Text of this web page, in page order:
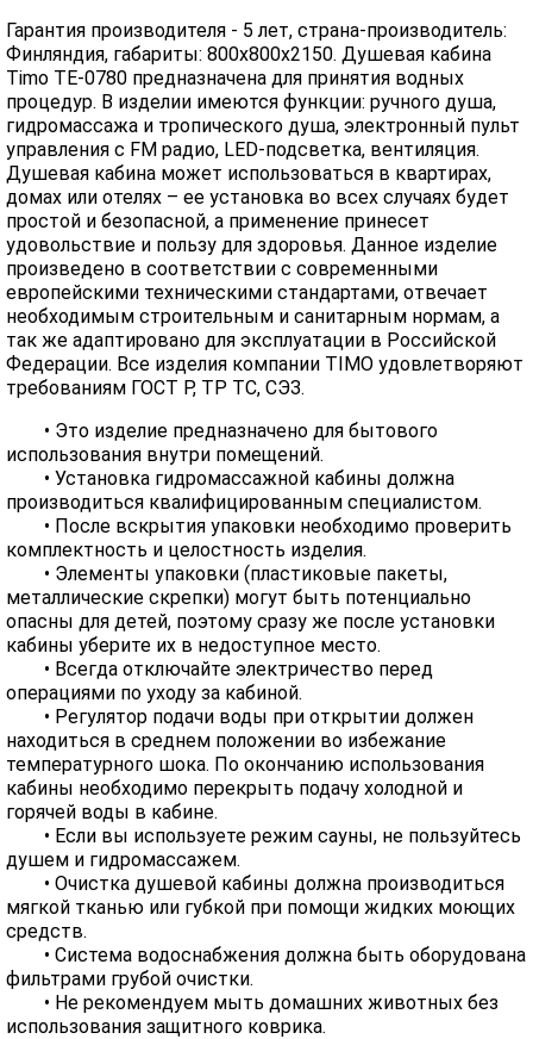
Гарантия производителя - 5 лет, страна-производитель:
Финляндия, габариты: 800х800х2150. Душевая кабина
Timo TE-0780 предназначена для принятия водных
процедур. В изделии имеются функции: ручного душа,
гидромассажа и тропического душа, электронный пульт
управления с FM радио, LED-подсветка, вентиляция.
Душевая кабина может использоваться в квартирах,
домах или отелях – ее установка во всех случаях будет
простой и безопасной, а применение принесет
удовольствие и пользу для здоровья. Данное изделие
произведено в соответствии с современными
европейскими техническими стандартами, отвечает
необходимым строительным и санитарным нормам, а
так же адаптировано для эксплуатации в Российской
Федерации. Все изделия компании TIMO удовлетворяют
требованиям ГОСТ Р, ТР ТС, СЭЗ.
• Это изделие предназначено для бытового
использования внутри помещений.
• Установка гидромассажной кабины должна
производиться квалифицированным специалистом.
• После вскрытия упаковки необходимо проверить
комплектность и целостность изделия.
• Элементы упаковки (пластиковые пакеты,
металлические скрепки) могут быть потенциально
опасны для детей, поэтому сразу же после установки
кабины уберите их в недоступное место.
• Всегда отключайте электричество перед
операциями по уходу за кабиной.
• Регулятор подачи воды при открытии должен
находиться в среднем положении во избежание
температурного шока. По окончанию использования
кабины необходимо перекрыть подачу холодной и
горячей воды в кабине.
• Если вы используете режим сауны, не пользуйтесь
душем и гидромассажем.
• Очистка душевой кабины должна производиться
мягкой тканью или губкой при помощи жидких моющих
средств.
• Система водоснабжения должна быть оборудована
фильтрами грубой очистки.
• Не рекомендуем мыть домашних животных без
использования защитного коврика.